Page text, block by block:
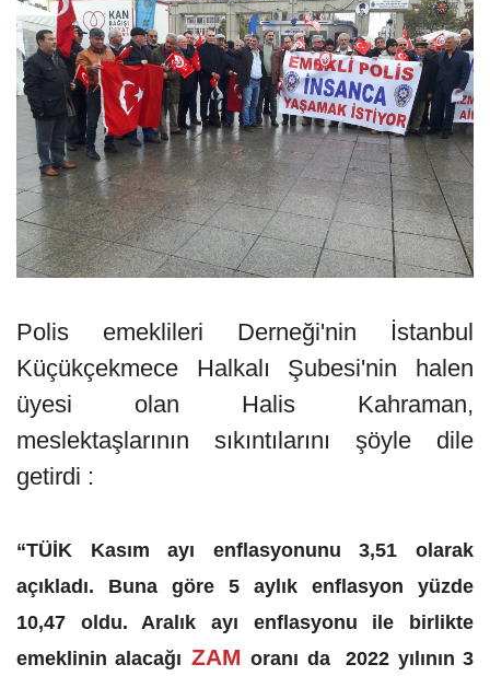
Polis emeklileri Derneği'nin İstanbul
Küçükçekmece Halkalı Şubesi'nin halen
üyesi olan Halis Kahraman,
meslektaşlarının sıkıntılarını şöyle dile
getirdi :
“TÜİK Kasım ayı enflasyonunu 3,51 olarak
açıkladı. Buna göre 5 aylık enflasyon yüzde
10,47 oldu. Aralık ayı enflasyonu ile birlikte
emeklinin alacağı ZAMoranı da 2022 yılının 3